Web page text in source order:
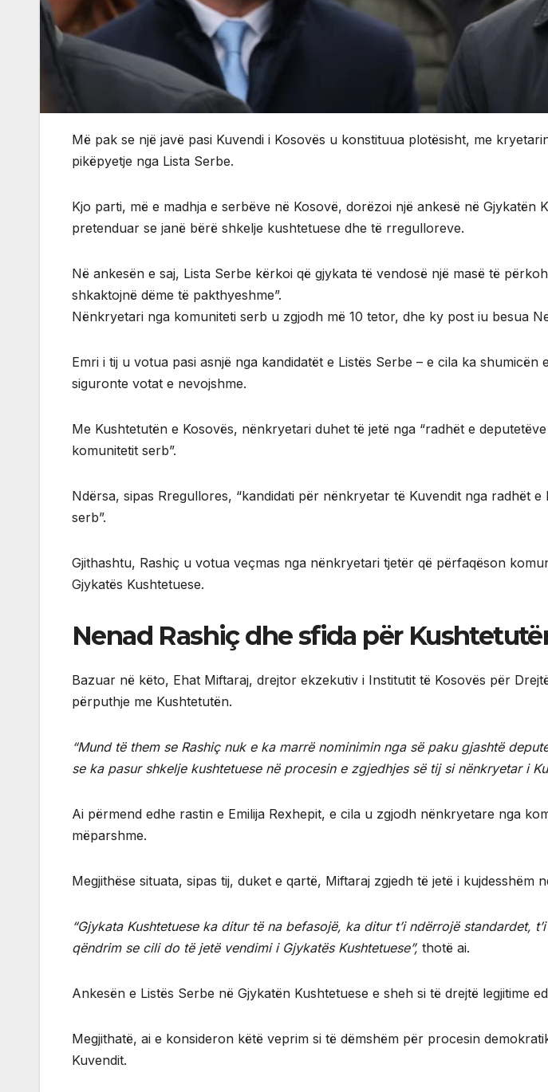
Më pak se një javë pasi Kuvendi i Kosovës u konstituua plotësisht, me
pikëpyetje nga Lista Serbe.
Kjo parti, më e madhja e serbëve në Kosovë, dorëzoi një ankesë në
pretenduar se janë bërë shkelje kushtetuese dhe të rregulloreve.
Në ankesën e saj, Lista Serbe kërkoi që gjykata të vendosë një masë të
shkaktojnë dëme të pakthyeshme”.
Nënkryetari nga komuniteti serb u zgjodh më 10 tetor, dhe ky post iu besua
Emri i tij u votua pasi asnjë nga kandidatët e Listës Serbe – e cila ka
siguronte votat e nevojshme.
Me Kushtetutën e Kosovës, nënkryetari duhet të jetë nga “radhët e
komunitetit serb”.
Ndërsa, sipas Rregullores, “kandidati për nënkryetar të Kuvendit nga radhët
serb”.
Gjithashtu, Rashiç u votua veçmas nga nënkryetari tjetër që përfaqëson
Gjykatës Kushtetuese.
Nenad Rashiç dhe sfida për
Bazuar në këto, Ehat Miftaraj, drejtor ekzekutiv i Institutit të Kosovës për
përputhje me Kushtetutën.
“Mund të them se Rashiç nuk e ka marrë nominimin nga së paku gjashtë
se ka pasur shkelje kushtetuese në procesin e zgjedhjes së tij si nënkryetar i
Ai përmend edhe rastin e Emilija Rexhepit, e cila u zgjodh nënkryetare nga
mëparshme.
Megjithëse situata, sipas tij, duket e qartë, Miftaraj zgjedh të jetë i kujdesshëm
“Gjykata Kushtetuese ka ditur të na befasojë, ka ditur t’i ndërrojë standardet,
qëndrim se cili do të jetë vendimi i Gjykatës Kushtetuese”, thotë ai.
Ankesën e Listës Serbe në Gjykatën Kushtetuese e sheh si të drejtë legjitime
Megjithatë, ai e konsideron këtë veprim si të dëmshëm për procesin
Kuvendit.